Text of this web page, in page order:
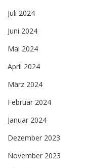
Juli 2024
Juni 2024
Mai 2024
April 2024
März 2024
Februar 2024
Januar 2024
Dezember 2023
November 2023